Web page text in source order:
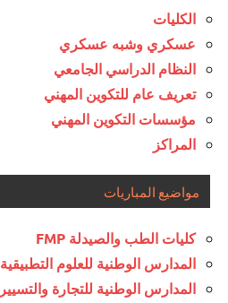
الكليات
عسكري وشبه عسكري
النظام الدراسي الجامعي
تعريف عام للتكوين المهني
مؤسسات التكوين المهني
المراكز
مواضيع المباريات
كليات الطب والصيدلة FMP
المدارس الوطنية للعلوم التطبيقية ENSA
المدارس الوطنية للتجارة والتسيير ENCG